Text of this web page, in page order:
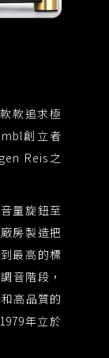
款追求極
創立者
Reis之
量旋鈕至
房製造把
最高的標
音階段，
高品質的
年立於